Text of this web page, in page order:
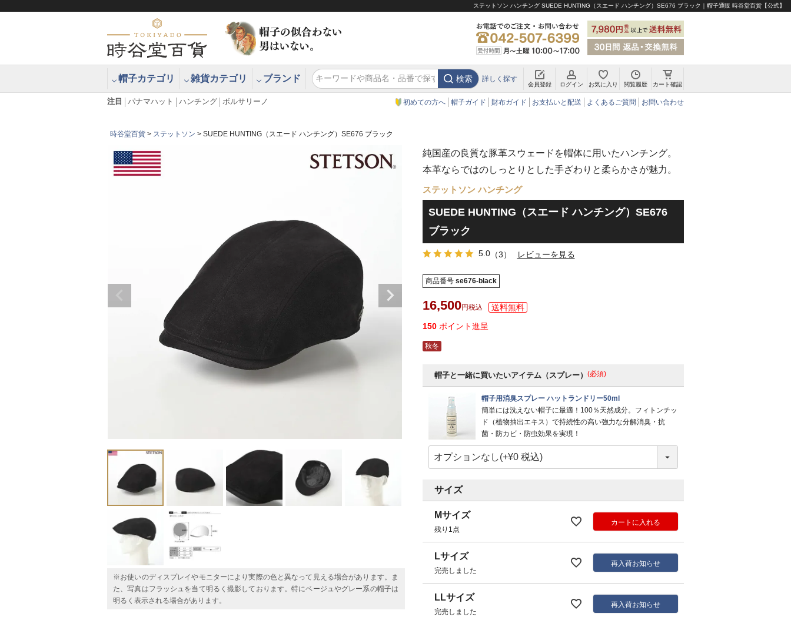
ステットソン ハンチング SUEDE HUNTING（スエード ハンチング）SE676 ブラック｜帽子通販 時谷堂百貨【公式】
帽子カテゴリ 雑貨カテゴリ ブランド 検索 詳しく探す
会員登録 ログイン お気に入り 閲覧履歴 カート確認
注目 パナマハット ハンチング ボルサリーノ 初めての方へ 帽子ガイド 財布ガイド お支払いと配送 よくあるご質問 お問い合わせ
時谷堂百貨 ステットソン SUEDE HUNTING（スエード ハンチング）SE676 ブラック
※お使いのディスプレイやモニターにより実際の色と異なって見える場合があります。ま
た、写真はフラッシュを当て明るく撮影しております。特にベージュやグレー系の帽子は
明るく表示される場合があります。
純国産の良質な豚革スウェードを帽体に用いたハンチング。
本革ならではのしっとりとした手ざわりと柔らかさが魅力。
ステットソン ハンチング
SUEDE HUNTING（スエード ハンチング）SE676
ブラック
5.0（3） レビューを見る
商品番号 se676-black
16,500 税込
150 ポイント進呈
秋冬
帽子と一緒に買いたいアイテム（スプレー） (必須)
帽子用消臭スプレー ハットランドリー50ml
簡単には洗えない帽子に最適！100％天然成分。フィトンチッ
ド（植物抽出エキス）で持続性の高い強力な分解消臭・抗
菌・防カビ・防虫効果を実現！
サイズ
Mサイズ
残り1点
カートに入れる
Lサイズ
完売しました
再入荷お知らせ
LLサイズ
完売しました
再入荷お知らせ